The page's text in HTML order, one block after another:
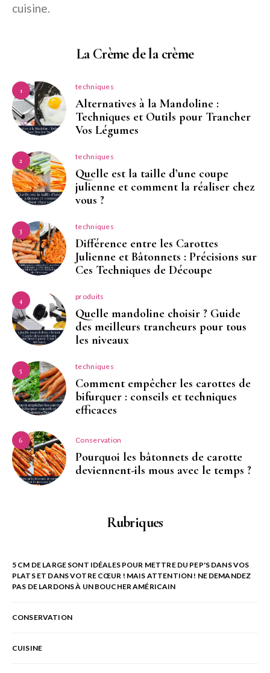
cuisine.
La Crème de la crème
1 techniques
Alternatives à la Mandoline :
Techniques et Outils pour Trancher
Vos Légumes
2 techniques
Quelle est la taille d’une coupe
julienne et comment la réaliser chez
vous ?
3 techniques
Différence entre les Carottes
Julienne et Bâtonnets : Précisions sur
Ces Techniques de Découpe
4 produits
Quelle mandoline choisir ? Guide
des meilleurs trancheurs pour tous
les niveaux
5 techniques
Comment empêcher les carottes de
bifurquer : conseils et techniques
efficaces
6 Conservation
Pourquoi les bâtonnets de carotte
deviennent-ils mous avec le temps ?
Rubriques
5 CM DE LARGE SONT IDÉALES POUR METTRE DU PEP'S DANS VOS
PLATS ET DANS VOTRE CŒUR ! MAIS ATTENTION ! NE DEMANDEZ
PAS DE LARDONS À UN BOUCHER AMÉRICAIN
CONSERVATION
CUISINE